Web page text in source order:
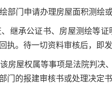
部门申请办理房屋面积测绘
继承公证书、房屋测绘等
。待一切资料审核后，即
房屋权属等事项是法院判
的报建审核书或处理决定书